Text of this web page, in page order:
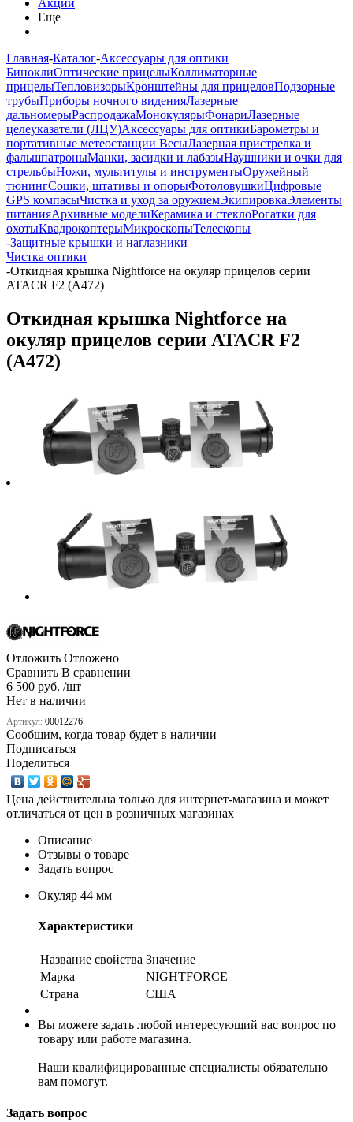
Акции
Еще
Главная-Каталог-Аксессуары для оптики
БиноклиОптические прицелыКоллиматорные
прицелыТепловизорыКронштейны для прицеловПодзорные
трубыПриборы ночного виденияЛазерные
дальномерыРаспродажаМонокулярыФонариЛазерные
целеуказатели (ЛЦУ)Аксессуары для оптикиБарометры и
портативные метеостанции ВесыЛазерная пристрелка и
фальшпатроныМанки, засидки и лабазыНаушники и очки для
стрельбыНожи, мультитулы и инструментыОружейный
тюнингСошки, штативы и опорыФотоловушкиЦифровые
GPS компасыЧистка и уход за оружиемЭкипировкаЭлементы
питанияАрхивные моделиКерамика и стеклоРогатки для
охотыКвадрокоптерыМикроскопыТелескопы
-Защитные крышки и наглазники
Чистка оптики
-Откидная крышка Nightforce на окуляр прицелов серии
ATACR F2 (A472)
Откидная крышка Nightforce на
окуляр прицелов серии ATACR F2
(A472)
Отложить Отложено
Сравнить В сравнении
6 500 руб. /шт
Нет в наличии
Артикул: 00012276
Сообщим, когда товар будет в наличии
Подписаться
Поделиться
Цена действительна только для интернет-магазина и может
отличаться от цен в розничных магазинах
Описание
Отзывы о товаре
Задать вопрос
Окуляр 44 мм
Характеристики
Название свойства Значение
Марка
NIGHTFORCE
Страна
США
Вы можете задать любой интересующий вас вопрос по
товару или работе магазина.
Наши квалифицированные специалисты обязательно
вам помогут.
Задать вопрос